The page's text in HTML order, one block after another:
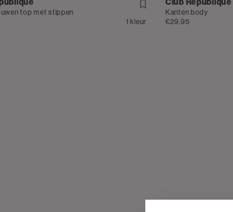
top met stippen
1 kleur
Club République
Kanten body
€29.95